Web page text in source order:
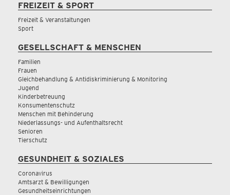
FREIZEIT & SPORT
Freizeit & Veranstaltungen
Sport
GESELLSCHAFT & MENSCHEN
Familien
Frauen
Gleichbehandlung & Antidiskriminierung & Monitoring
Jugend
Kinderbetreuung
Konsumentenschutz
Menschen mit Behinderung
Niederlassungs- und Aufenthaltsrecht
Senioren
Tierschutz
GESUNDHEIT & SOZIALES
Coronavirus
Amtsarzt & Bewilligungen
Gesundheitseinrichtungen